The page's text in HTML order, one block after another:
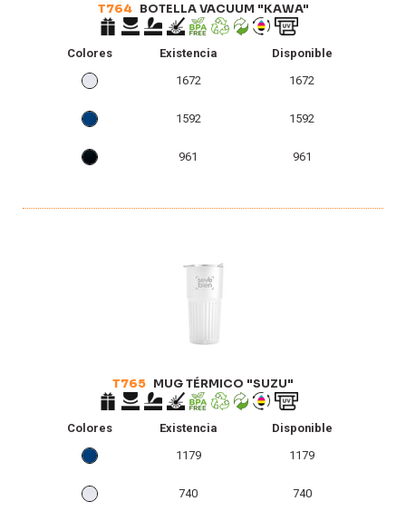
T764 BOTELLA VACUUM "KAWA"
Colores Existencia
Disponible
1672
1672
1592 1592
961 961
T765 MUG TÉRMICO "SUZU"
Colores Existencia
Disponible
1179
1179
740 740